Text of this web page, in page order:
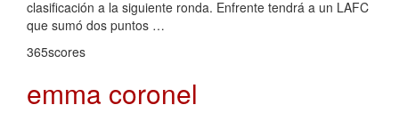
clasificación a la siguiente ronda. Enfrente tendrá a un LAFC
que sumó dos puntos …
365scores
emma coronel